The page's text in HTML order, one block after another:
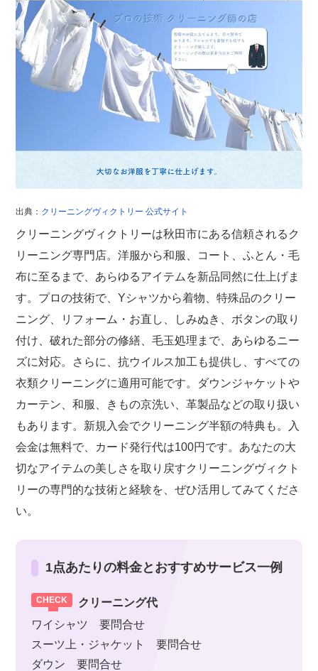
出典： クリーニングヴィクトリー 公式サイト
クリーニングヴィクトリーは秋田市にある信頼されるク
リーニング専門店。洋服から和服、コート、ふとん・毛
布に至るまで、あらゆるアイテムを新品同然に仕上げま
す。プロの技術で、Yシャツから着物、特殊品のクリー
ニング、リフォーム・お直し、しみぬき、ボタンの取り
付け、破れた部分の修繕、毛玉処理まで、あらゆるニー
ズに対応。さらに、抗ウイルス加工も提供し、すべての
衣類クリーニングに適用可能です。ダウンジャケットや
カーテン、和服、きもの京洗い、革製品などの取り扱い
もあります。新規入会でクリーニング半額の特典も。入
会金は無料で、カード発行代は100円です。あなたの大
切なアイテムの美しさを取り戻すクリーニングヴィクト
リーの専門的な技術と経験を、ぜひ活用してみてくださ
い。
1点あたりの料金とおすすめサービス一例
クリーニング代
ワイシャツ 要問合せ
スーツ上・ジャケット 要問合せ
ダウン 要問合せ